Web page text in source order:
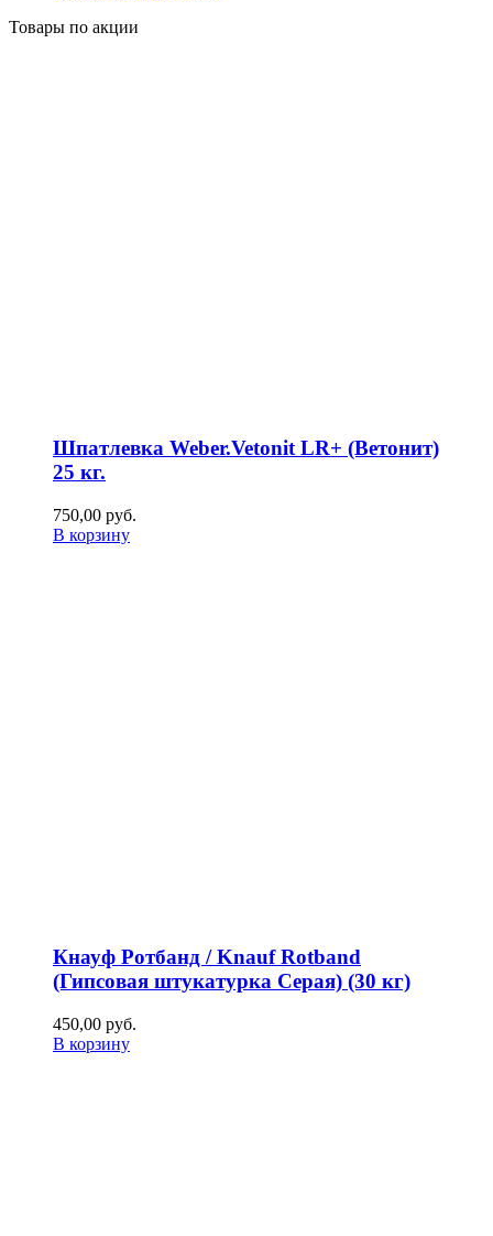
Товары по акции
Шпатлевка Weber.Vetonit LR+ (Ветонит)
25 кг.
750,00 руб.
В корзину
Кнауф Ротбанд / Knauf Rotband
(Гипсовая штукатурка Серая) (30 кг)
450,00 руб.
В корзину